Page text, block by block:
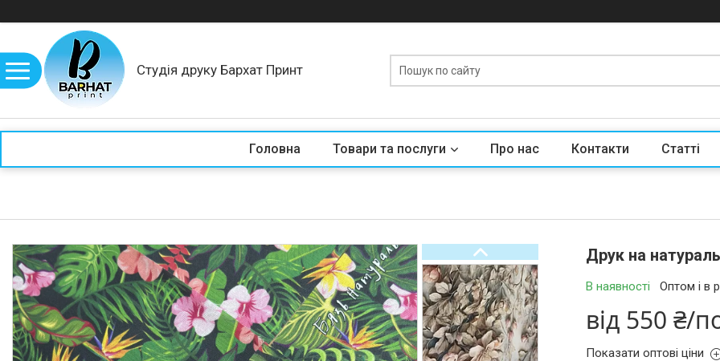
Студія друку Бархат Принт
Головна Товари та послуги Про нас Контакти Статті
Друк на
В наявності Оптом і в
від 550 ₴/
Показати оптові ціни